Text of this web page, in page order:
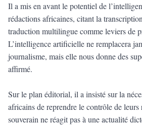
Il a mis en avant le potentiel de
rédactions africaines, citant la
traduction multilingue comme leviers de
L’intelligence artificielle ne remplacera
journalisme, mais elle nous donne des
affirmé.
Sur le plan éditorial, il a insisté sur la
africains de reprendre le contrôle de
souverain ne réagit pas à une actualité